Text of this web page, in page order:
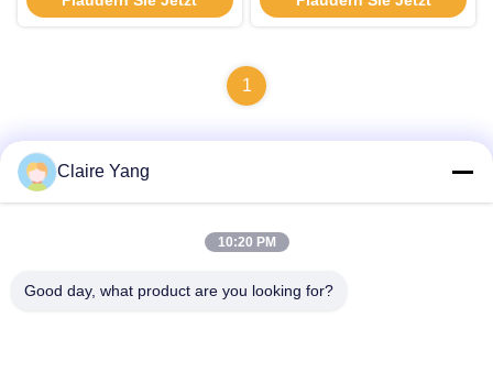
Nicht tödliche Waffe
1
17. Stockwerk, Block 9A, Baoneng Science Park, Qinghu
Claire Yang
10:20 PM
Good day, what product are you looking for?